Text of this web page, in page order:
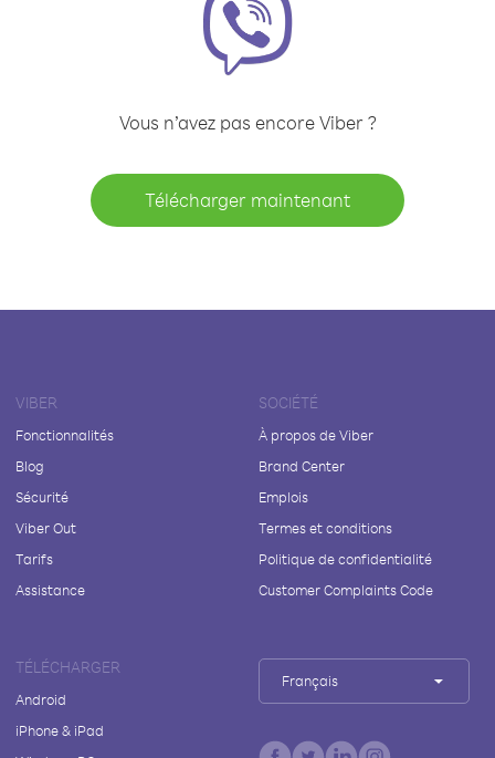
Vous n’avez pas encore Viber ?
Télécharger maintenant
VIBER
Fonctionnalités
Blog
Sécurité
Viber Out
Tarifs
Assistance
SOCIÉTÉ
À propos de Viber
Brand Center
Emplois
Termes et conditions
Politique de confidentialité
Customer Complaints Code
TÉLÉCHARGER
Android
iPhone & iPad
Français